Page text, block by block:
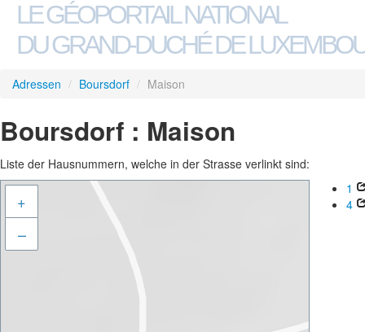
LE GÉOPORTAIL NATIONAL
DU GRAND-DUCHÉ DE
Adressen / Boursdorf / Maison
Boursdorf : Maison
Liste der Hausnummern, welche in der Strasse verlinkt sind:
+
–
1
4